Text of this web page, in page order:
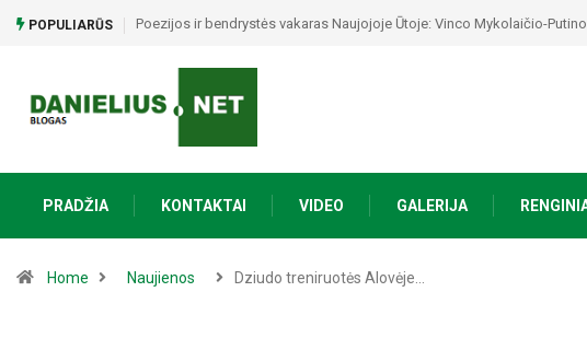
POPULIARŪS Poezijos ir bendrystės vakaras Naujojoje Ūtoje: Vinco Mykolaičio-
PRADŽIA KONTAKTAI VIDEO GALERIJA
Home Naujienos Dziudo treniruotės Alovėje…